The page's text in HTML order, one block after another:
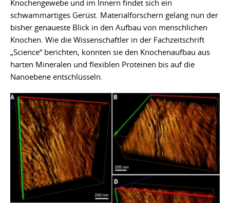
Knochengewebe und im Innern findet sich ein
schwammartiges Gerüst. Materialforschern gelang nun der
bisher genaueste Blick in den Aufbau von menschlichen
Knochen. Wie die Wissenschaftler in der Fachzeitschrift
„Science“ berichten, konnten sie den Knochenaufbau aus
harten Mineralen und flexiblen Proteinen bis auf die
Nanoebene entschlüsseln.